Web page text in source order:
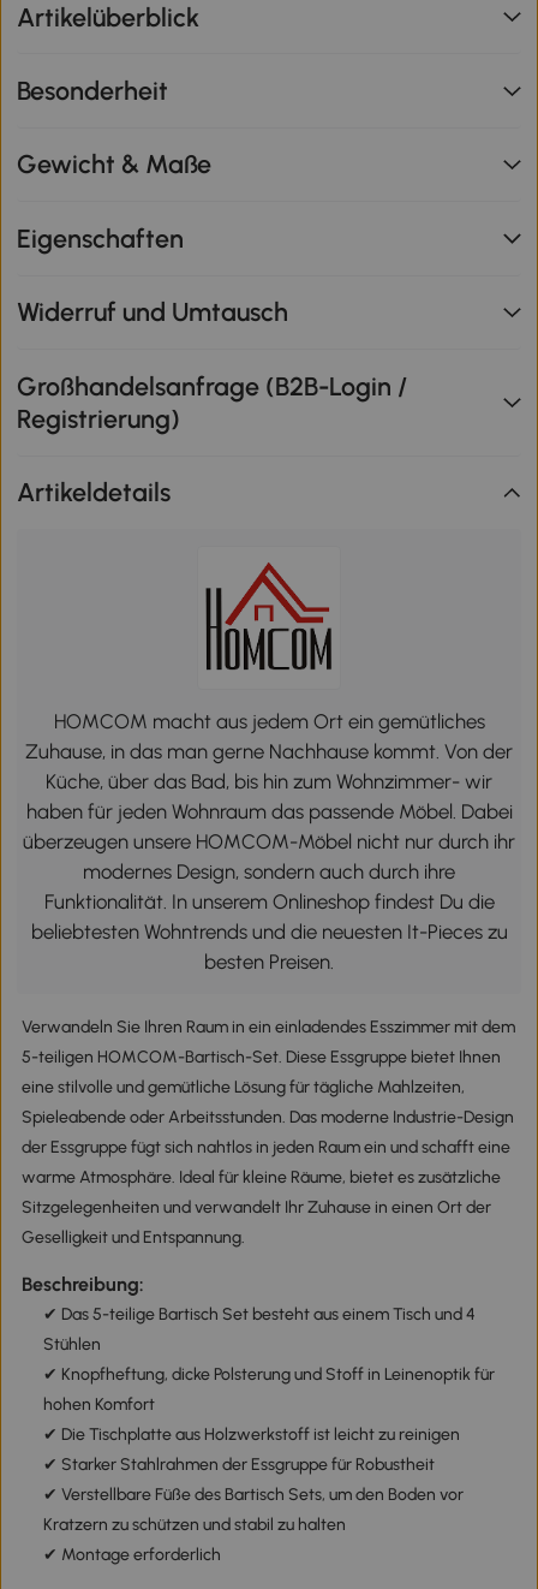
Artikelüberblick
Besonderheit
Gewicht & Maße
Eigenschaften
Widerruf und Umtausch
Großhandelsanfrage (B2B-Login /
Registrierung)
Artikeldetails
HOMCOM macht aus jedem Ort ein gemütliches
Zuhause, in das man gerne Nachhause kommt. Von der
Küche, über das Bad, bis hin zum Wohnzimmer- wir
haben für jeden Wohnraum das passende Möbel. Dabei
überzeugen unsere HOMCOM-Möbel nicht nur durch ihr
modernes Design, sondern auch durch ihre
Funktionalität. In unserem Onlineshop findest Du die
beliebtesten Wohntrends und die neuesten It-Pieces zu
besten Preisen.
Verwandeln Sie Ihren Raum in ein einladendes Esszimmer mit dem
5-teiligen HOMCOM-Bartisch-Set. Diese Essgruppe bietet Ihnen
eine stilvolle und gemütliche Lösung für tägliche Mahlzeiten,
Spieleabende oder Arbeitsstunden. Das moderne Industrie-Design
der Essgruppe fügt sich nahtlos in jeden Raum ein und schafft eine
warme Atmosphäre. Ideal für kleine Räume, bietet es zusätzliche
Sitzgelegenheiten und verwandelt Ihr Zuhause in einen Ort der
Geselligkeit und Entspannung.
Beschreibung:
✔ Das 5-teilige Bartisch Set besteht aus einem Tisch und 4
Stühlen
✔ Knopfheftung, dicke Polsterung und Stoff in Leinenoptik für
hohen Komfort
✔ Die Tischplatte aus Holzwerkstoff ist leicht zu reinigen
✔ Starker Stahlrahmen der Essgruppe für Robustheit
✔ Verstellbare Füße des Bartisch Sets, um den Boden vor
Kratzern zu schützen und stabil zu halten
✔ Montage erforderlich